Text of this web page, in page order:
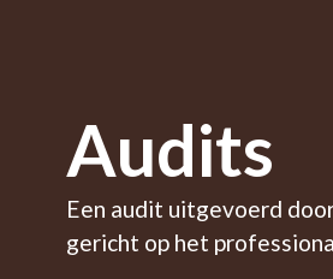
Audits
Een audit uitgevoerd
gericht op het